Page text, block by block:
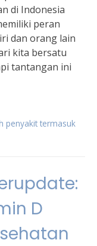
di Indonesia
peran
dan orang lain
kita bersatu
tantangan ini
penyakit termasuk
D